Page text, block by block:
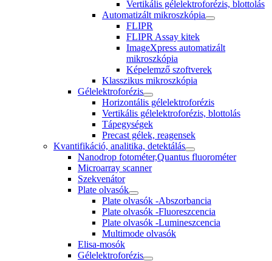
Vertikális gélelektroforézis, blottolás
Automatizált mikroszkópia
FLIPR
FLIPR Assay kitek
ImageXpress automatizált
mikroszkópia
Képelemző szoftverek
Klasszikus mikroszkópia
Gélelektroforézis
Horizontális gélelektroforézis
Vertikális gélelektroforézis, blottolás
Tápegységek
Precast gélek, reagensek
Kvantifikáció, analitika, detektálás
Nanodrop fotométer,Quantus fluorométer
Microarray scanner
Szekvenátor
Plate olvasók
Plate olvasók -Abszorbancia
Plate olvasók -Fluoreszcencia
Plate olvasók -Lumineszcencia
Multimode olvasók
Elisa-mosók
Gélelektroforézis